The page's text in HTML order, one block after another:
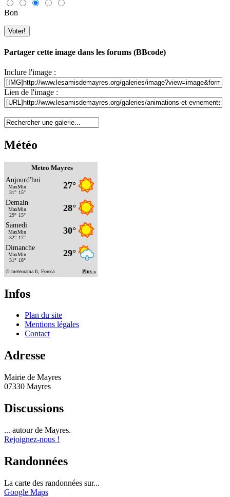
Bon
Partager cette image dans les forums (BBcode)
Inclure l'image :
Lien de l'image :
Météo
Meteo Mayres
Infos
Plan du site
Mentions légales
Contact
Adresse
Mairie de Mayres
07330 Mayres
Discussions
... autour de Mayres.
Rejoignez-nous !
Randonnées
La carte des randonnées sur...
Google Maps